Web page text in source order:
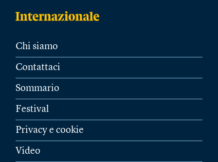
Chi siamo
Contattaci
Sommario
Festival
Privacy e cookie
Video